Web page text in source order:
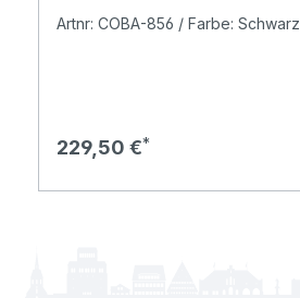
Artnr: COBA-856 / Farbe: Schwarz
Regulärer Preis:
229,50 €